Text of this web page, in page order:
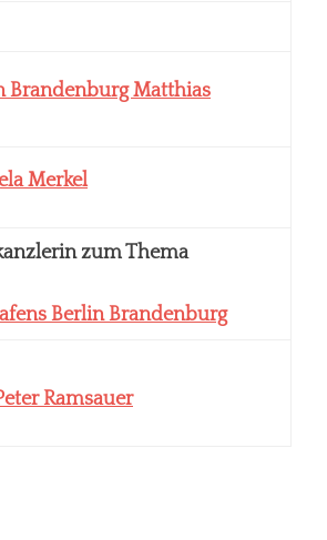
Brandenburg Matthias
Merkel
zum Thema
Berlin Brandenburg
Ramsauer